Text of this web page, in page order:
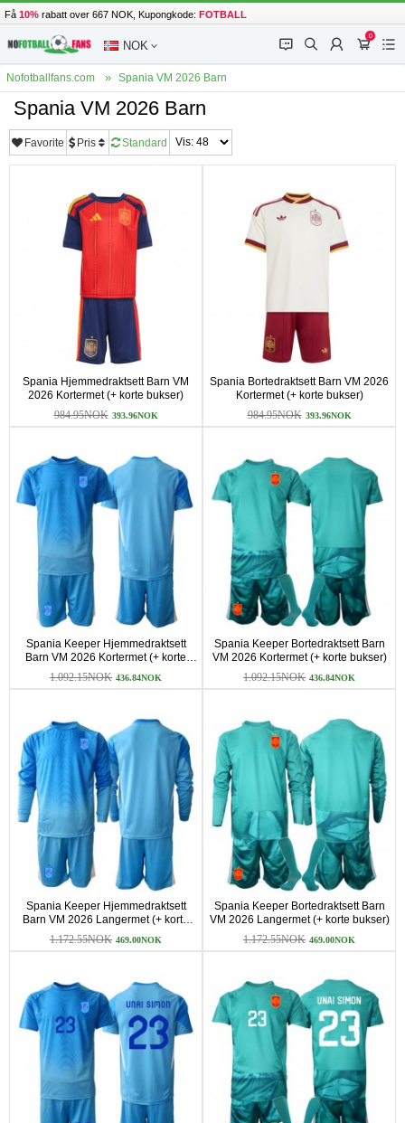
Få 10% rabatt over 667 NOK, Kupongkode: FOTBALL
NOK 󰂱 󰂨 󰃳
0
󰃦 󰃖
Nofotballfans.com Spania VM 2026 Barn
Spania VM 2026 Barn
Favorite Pris Standard
Spania Hjemmedraktsett Barn VM
2026 Kortermet (+ korte bukser)
984.95NOK 393.96NOK
Spania Bortedraktsett Barn VM 2026
Kortermet (+ korte bukser)
984.95NOK 393.96NOK
Spania Keeper Hjemmedraktsett
Barn VM 2026 Kortermet (+ korte
bukser)
1.092.15NOK 436.84NOK
Spania Keeper Bortedraktsett Barn
VM 2026 Kortermet (+ korte bukser)
1.092.15NOK 436.84NOK
Spania Keeper Hjemmedraktsett
Barn VM 2026 Langermet (+ korte
bukser)
1.172.55NOK 469.00NOK
Spania Keeper Bortedraktsett Barn
VM 2026 Langermet (+ korte bukser)
1.172.55NOK 469.00NOK